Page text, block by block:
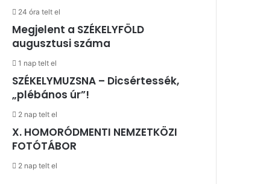
24 óra telt el
Megjelent a SZÉKELYFÖLD
augusztusi száma
1 nap telt el
SZÉKELYMUZSNA – Dicsértessék,
„plébános úr”!
2 nap telt el
X. HOMORÓDMENTI NEMZETKÖZI
FOTÓTÁBOR
2 nap telt el